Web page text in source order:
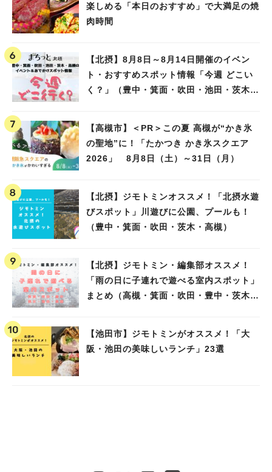
楽しめる「本日のおすすめ」で大満足の焼
肉時間
【北摂】8月8日～8月14日開催のイベン
ト・おすすめスポット情報「今週 どこい
く？」（豊中・箕面・吹田・池田・茨木・
【高槻市】＜PR＞この夏 高槻が“かき氷
の聖地”に！「たかつき かき氷スクエア
2026」 8月8日（土）～31日（月）
【北摂】ジモトミンオススメ！「北摂水遊
びスポット」川遊びに公園、プールも！
（豊中・箕面・吹田・茨木・高槻）
【北摂】ジモトミン・編集部オススメ！
「雨の日に子連れで遊べる室内スポット」
まとめ（高槻・箕面・吹田・豊中・茨木・
【池田市】ジモトミンがオススメ！「大
阪・池田の美味しいランチ」23選